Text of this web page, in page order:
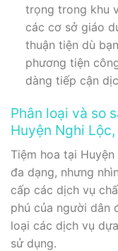
trọng trong khu
các cơ sở giáo
thuận tiện dù
phương tiện
dàng tiếp cận
Phân loại và so
Huyện Nghi
Tiệm hoa tại
đa dạng, nhưng
cấp các dịch vụ
phú của người dân
loại các dịch vụ
sử dụng.